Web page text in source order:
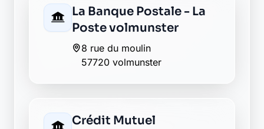
La Banque Postale - La
Poste volmunster
8 rue du moulin
57720 volmunster
Crédit Mutuel